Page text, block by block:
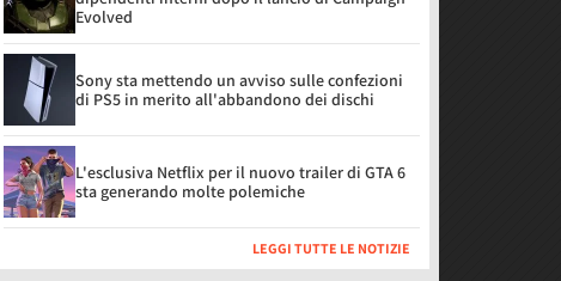
Evolved
Sony sta mettendo un avviso sulle confezioni
di PS5 in merito all'abbandono dei dischi
L'esclusiva Netflix per il nuovo trailer di GTA 6
sta generando molte polemiche
LEGGI TUTTE LE NOTIZIE